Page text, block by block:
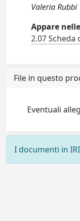
Valeria Rubbi
Appare
2.07 Scheda
File in questo
Eventuali
I documenti in